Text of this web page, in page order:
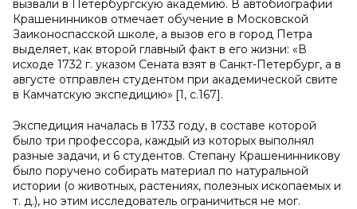
вызвали в Петербургскую академию. В автобиографии
Крашенинников отмечает обучение в Московской
Заиконоспасской школе, а вызов его в город Петра
выделяет, как второй главный факт в его жизни: «В
исходе 1732 г. указом Сената взят в Санкт-Петербург, а в
августе отправлен студентом при академической свите
в Камчатскую экспедицию» [1, с.167].
Экспедиция началась в 1733 году, в составе которой
было три профессора, каждый из которых выполнял
разные задачи, и 6 студентов. Степану Крашенинникову
было поручено собирать материал по натуральной
истории (о животных, растениях, полезных ископаемых и
т. д.), но этим исследователь ограничиться не мог.